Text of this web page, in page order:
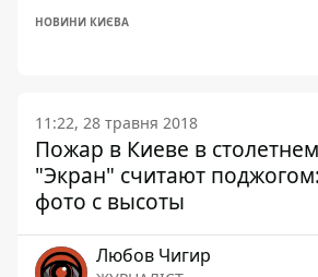
НОВИНИ КИЄВА
11:22, 28 травня 2018
Пожар в Киеве в
"Экран" считают
фото с высоты
Любов Чигир